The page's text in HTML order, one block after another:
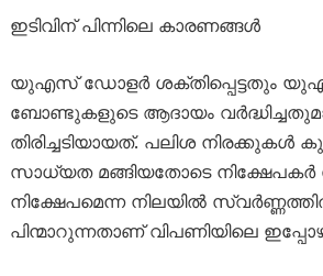
ഇടിവിന് പിന്നിലെ കാരണങ്ങൾ
യുഎസ് ഡോളർ ശക്തിപ്പെട്ടതും
ബോണ്ടുകളുടെ ആദായം
തിരിച്ചടിയായത്. പലിശ നിരക്കുകൾ
സാധ്യത മങ്ങിയതോടെ
നിക്ഷേപമെന്ന നിലയിൽ
പിന്മാറുന്നതാണ് വിപണിയിലെ